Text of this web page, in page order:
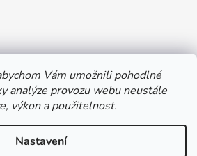
Vám umožnili pohodlné
analýze provozu webu neustále
výkon a použitelnost.
Nastavení